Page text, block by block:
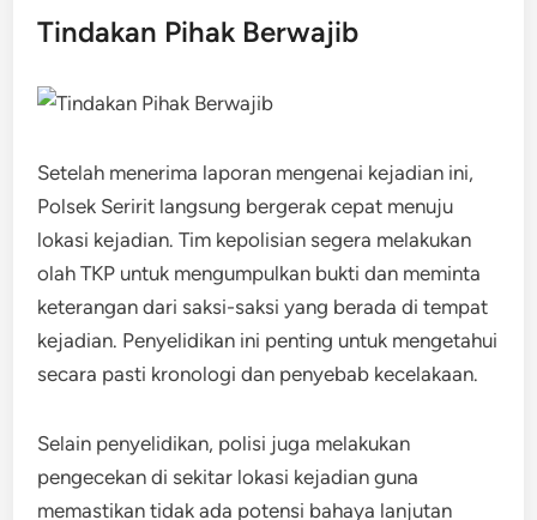
Tindakan Pihak Berwajib
Setelah menerima laporan mengenai kejadian ini,
Polsek Seririt langsung bergerak cepat menuju
lokasi kejadian. Tim kepolisian segera melakukan
olah TKP untuk mengumpulkan bukti dan meminta
keterangan dari saksi-saksi yang berada di tempat
kejadian. Penyelidikan ini penting untuk mengetahui
secara pasti kronologi dan penyebab kecelakaan.
Selain penyelidikan, polisi juga melakukan
pengecekan di sekitar lokasi kejadian guna
memastikan tidak ada potensi bahaya lanjutan